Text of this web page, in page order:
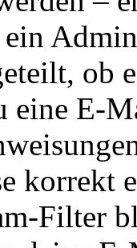
ob
eine E-
korrekt
Filter